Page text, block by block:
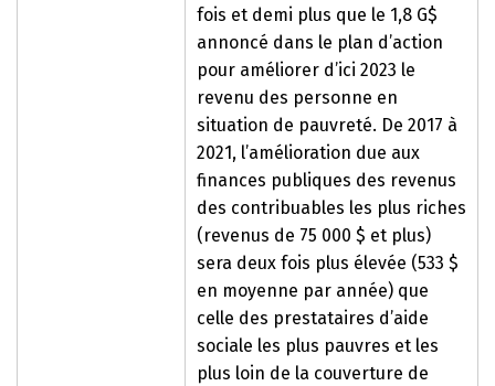
fois et demi plus que le 1,8 G$
annoncé dans le plan d’action
pour améliorer d’ici 2023 le
revenu des personne en
situation de pauvreté. De 2017 à
2021, l’amélioration due aux
finances publiques des revenus
des contribuables les plus riches
(revenus de 75 000 $ et plus)
sera deux fois plus élevée (533 $
en moyenne par année) que
celle des prestataires d’aide
sociale les plus pauvres et les
plus loin de la couverture de